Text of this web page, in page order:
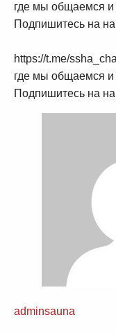
где мы общаемся
Подпишитесь на
https://t.me/
где мы общаемся
Подпишитесь на
adminsauna